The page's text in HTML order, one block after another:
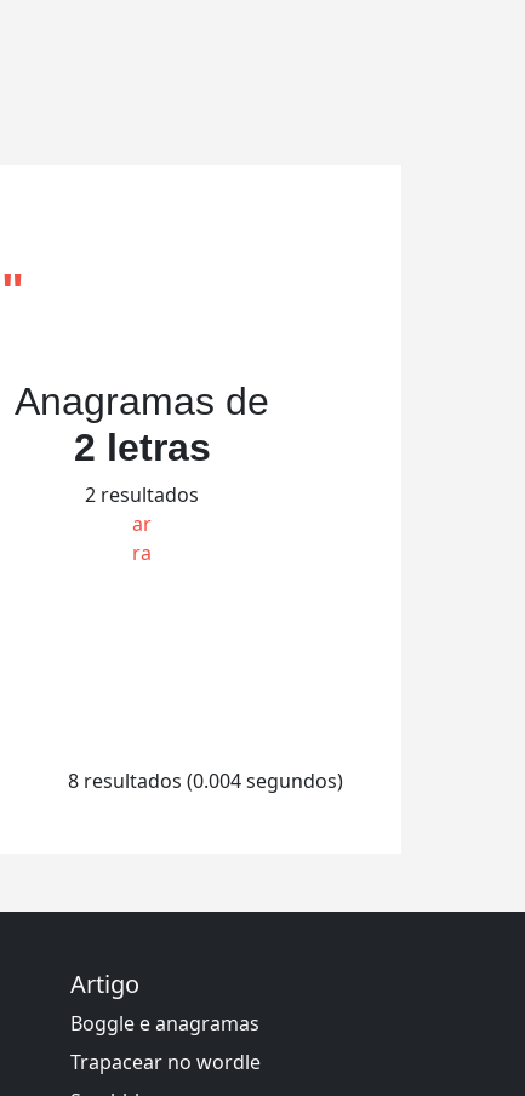
"
Anagramas de
2 letras
2 resultados
ar
ra
8 resultados (0.004 segundos)
Artigo
Boggle e anagramas
Trapacear no wordle